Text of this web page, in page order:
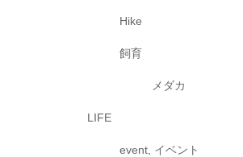
Hike
飼育
メダカ
LIFE
event, イベント